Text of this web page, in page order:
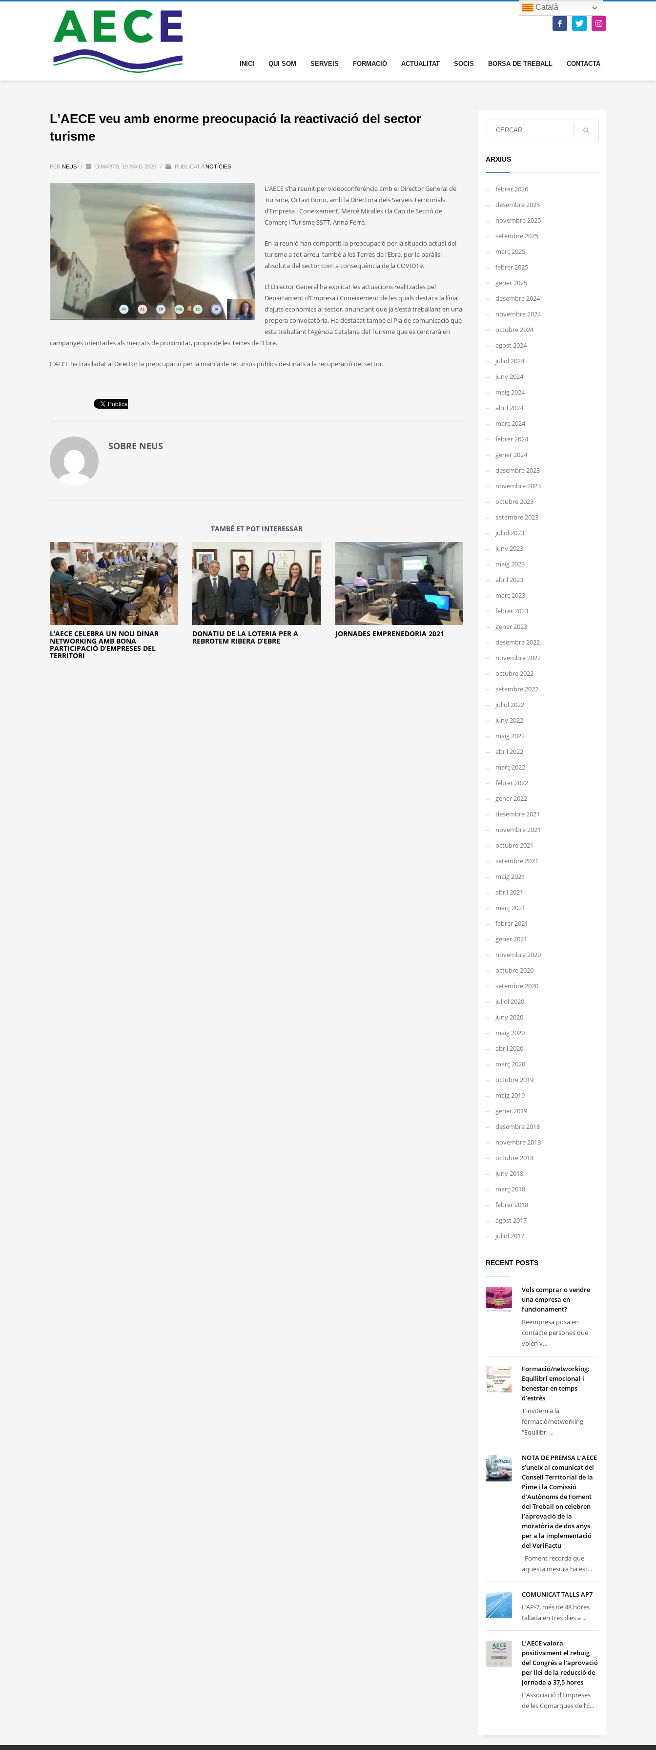
INICI QUI SOM SERVEIS FORMACIÓ ACTUALITAT SOCIS BORSA DE TREBALL CONTACTA
L’AECE veu amb enorme preocupació la reactivació del sector
turisme
PER NEUS / DIMARTS, 19 MAIG 2020 / PUBLICAT A NOTÍCIES
L’AECE s’ha reunit per videoconferència amb el Director General de
Turisme, Octavi Bono, amb la Directora dels Serveis Territorials
d’Empresa i Coneixement, Mercè Miralles i la Cap de Secció de
Comerç i Turisme SSTT, Anna Ferré.
En la reunió han compartit la preocupació per la situació actual del
turisme a tot arreu, també a les Terres de l’Ebre, per la paràlisi
absoluta del sector com a conseqüència de la COVID19.
El Director General ha explicat les actuacions realitzades pel
Departament d’Empresa i Coneixement de les quals destaca la línia
d’ajuts econòmics al sector, anunciant que ja s’està treballant en una
propera convocatòria. Ha destacat també el Pla de comunicació que
esta treballant l’Agència Catalana del Turisme que es centrarà en
campanyes orientades als mercats de proximitat, propis de les Terres de l’Ebre.
L’AECE ha traslladat al Director la preocupació per la manca de recursos públics destinats a la recuperació del sector.
SOBRE NEUS
TAMBÉ ET POT INTERESSAR
L’AECE CELEBRA UN NOU DINAR
NETWORKING AMB BONA
PARTICIPACIÓ D’EMPRESES DEL
TERRITORI
DONATIU DE LA LOTERIA PER A
REBROTEM RIBERA D’EBRE
JORNADES EMPRENEDORIA 2021
ARXIUS
febrer 2026
desembre 2025
novembre 2025
setembre 2025
març 2025
febrer 2025
gener 2025
desembre 2024
novembre 2024
octubre 2024
agost 2024
juliol 2024
juny 2024
maig 2024
abril 2024
març 2024
febrer 2024
gener 2024
desembre 2023
novembre 2023
octubre 2023
setembre 2023
juliol 2023
juny 2023
maig 2023
abril 2023
març 2023
febrer 2023
gener 2023
desembre 2022
novembre 2022
octubre 2022
setembre 2022
juliol 2022
juny 2022
maig 2022
abril 2022
març 2022
febrer 2022
gener 2022
desembre 2021
novembre 2021
octubre 2021
setembre 2021
maig 2021
abril 2021
març 2021
febrer 2021
gener 2021
novembre 2020
octubre 2020
setembre 2020
juliol 2020
juny 2020
maig 2020
abril 2020
març 2020
octubre 2019
maig 2019
gener 2019
desembre 2018
novembre 2018
octubre 2018
juny 2018
març 2018
febrer 2018
agost 2017
juliol 2017
RECENT POSTS
Vols comprar o vendre
una empresa en
funcionament?
Reempresa posa en
contacte persones que
volen v...
Formació/networking:
Equilibri emocional i
benestar en temps
d’estrès
T’invitem a la
formació/networking
“Equilibri ...
NOTA DE PREMSA L’AECE
s’uneix al comunicat del
Consell Territorial de la
Pime i la Comissió
d’Autònoms de Foment
del Treball on celebren
l’aprovació de la
moratòria de dos anys
per a la implementació
del VeriFactu
Foment recorda que
aquesta mesura ha est...
COMUNICAT TALLS AP7
L’AP-7, més de 48 hores
tallada en tres dies a ...
L’AECE valora
positivament el rebuig
del Congrés a l’aprovació
per llei de la reducció de
jornada a 37,5 hores
L’Associació d’Empreses
de les Comarques de l’E...
Català